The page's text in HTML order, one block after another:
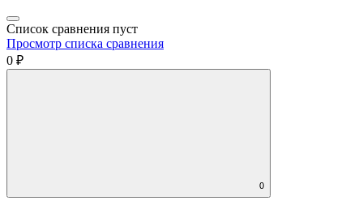
Список сравнения пуст
Просмотр списка сравнения
0 ₽
0